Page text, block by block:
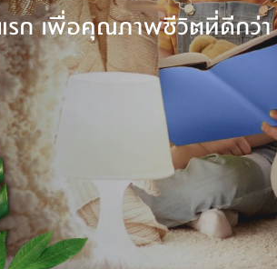
รก เพื่อคุณภาพชีวิตที่ดีกว่า